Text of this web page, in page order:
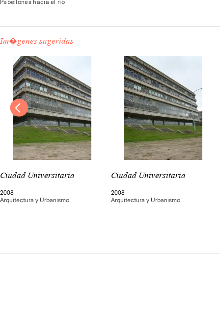
Pabellones hacia el río
Im�genes sugeridas
Ciudad Universitaria
2008
Arquitectura y Urbanismo
Ciudad Universitaria
2008
Arquitectura y Urbanismo